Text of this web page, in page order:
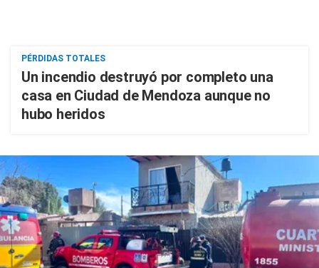
PÉRDIDAS TOTALES
Un incendio destruyó por completo una
casa en Ciudad de Mendoza aunque no
hubo heridos